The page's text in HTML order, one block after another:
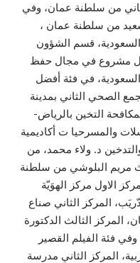
من سلطنة عمان، وفي
من سلطنة عمان ،
السعودية، قسم الشؤون
مشروع في مجال حفظ
السعودية، في فئة أفضل
الصحي الثاني بمدينة
التخين بالرياض-
والمسرحيا ت أكاديمية
د. ولاء محمد، من
مريم البلوشي من سلطنة
الاول مركز الهوَيّة
المركز الثاني صناع
المركز الثالث الدكتورة
فئة الفيلم القصير
المركز الثاني مدرسة